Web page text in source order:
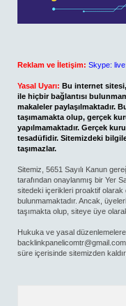
Reklam ve İletişim: Skype:
Yasal Uyarı: Bu internet
ile hiçbir bağlantısı
makaleler paylaşılmaktadır.
taşımamakta olup, gerçek
yapılmamaktadır. Gerçek
tesadüfidir. Sitemizdeki
taşımazlar.
Sitemiz, 5651 Sayılı Kanun
tarafından onaylanmış bir Yer
sitedeki içerikleri proaktif olarak
bulunmamaktadır. Ancak,
taşımakta olup, siteye üye
Hukuka ve yasal
backlinkpanelicomtr@gmail.com
süre içerisinde sitemizden